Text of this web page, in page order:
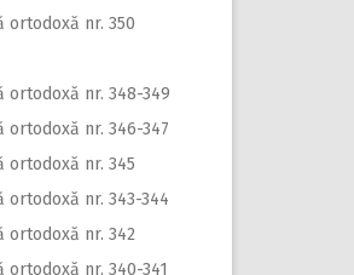
ortodoxă nr. 350
ortodoxă nr. 348-349
ortodoxă nr. 346-347
ortodoxă nr. 345
ortodoxă nr. 343-344
ortodoxă nr. 342
ortodoxă nr. 340-341